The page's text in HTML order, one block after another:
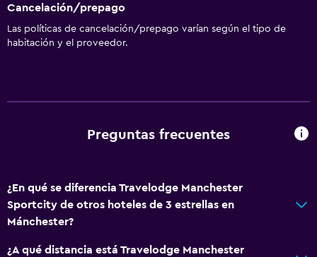
Cancelación/prepago
Las políticas de cancelación/prepago varían según el tipo de
habitación y el proveedor.
Preguntas frecuentes
¿En qué se diferencia Travelodge Manchester
Sportcity de otros hoteles de 3 estrellas en
Mánchester?
¿A qué distancia está Travelodge Manchester